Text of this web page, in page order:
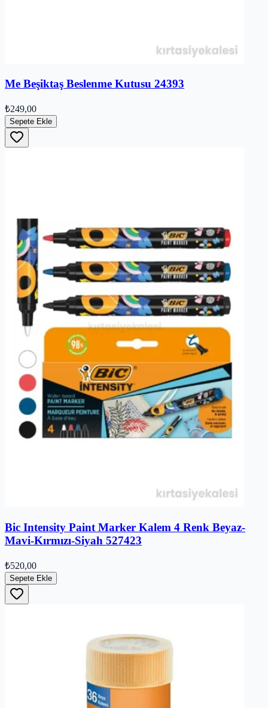
Me Beşiktaş Beslenme Kutusu 24393
₺249,00
Sepete Ekle
Bic Intensity Paint Marker Kalem 4 Renk Beyaz-
Mavi-Kırmızı-Siyah 527423
₺520,00
Sepete Ekle